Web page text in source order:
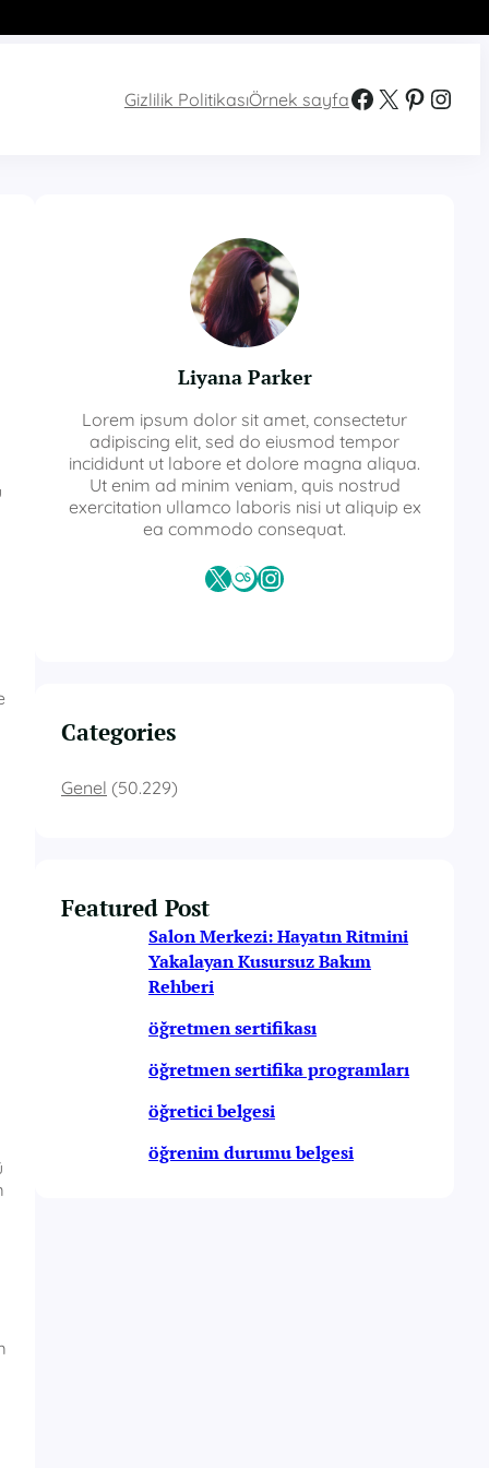
Gizlilik PolitikasıÖrnek sayfaFacebook X Pinterest Instagram
Liyana Parker
Lorem ipsum dolor sit amet, consectetur
adipiscing elit, sed do eiusmod tempor
incididunt ut labore et dolore magna aliqua.
Ut enim ad minim veniam, quis nostrud
exercitation ullamco laboris nisi ut aliquip ex
ea commodo consequat.
X Last.fmInstagram
Categories
Genel (50.229)
Featured Post
Salon Merkezi: Hayatın Ritmini
Yakalayan Kusursuz Bakım
Rehberi
öğretmen sertifikası
öğretmen sertifika programları
öğretici belgesi
öğrenim durumu belgesi